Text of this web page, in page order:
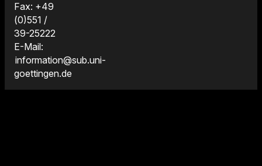
Fax: +49
(0)551 /
39-25222
E-Mail:
information@sub.uni-
goettingen.de